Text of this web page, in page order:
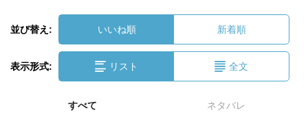
並び替え: いいね順 新着順
表示形式: リスト 全文
すべて ネタバレ